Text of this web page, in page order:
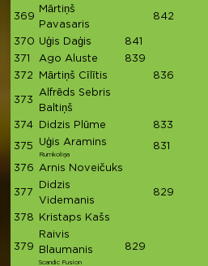
369
Mārtiņš
Pavasaris
842
370 Uģis Daģis 841
371
Ago Aluste 839
372
Mārtiņš Cīlītis 836
373
Alfrēds Sebris
Baltiņš
374 Didzis Plūme 833
375 Uģis Aramins
Rumkoliņa
831
376 Arnis Noveičuks
377
Didzis
Videmanis
829
378 Kristaps Kašs
379
Raivis
Blaumanis
Scandic Fusion
829